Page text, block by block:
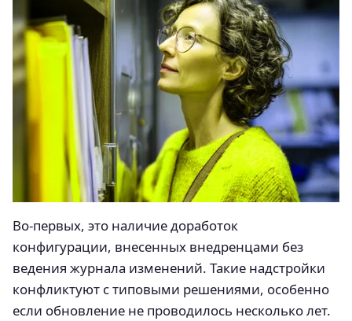
Во-первых, это наличие доработок
конфигурации, внесенных внедренцами без
ведения журнала изменений. Такие надстройки
конфликтуют с типовыми решениями, особенно
если обновление не проводилось несколько лет.